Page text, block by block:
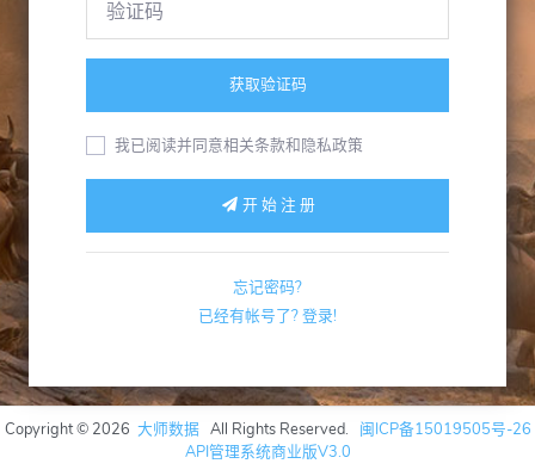
我已阅读并同意相关条款和隐私政策
开 始 注 册
忘记密码?
已经有帐号了? 登录!
Copyright © 2026 大师数据 All Rights Reserved. 闽ICP备15019505号-26
API管理系统商业版V3.0